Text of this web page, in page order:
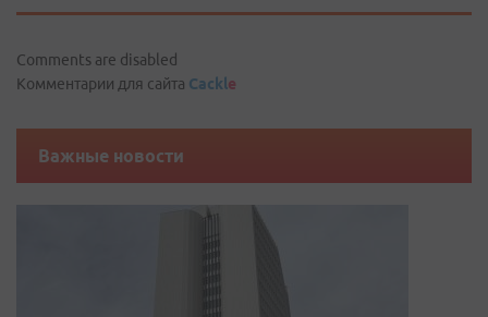
Comments are disabled
Комментарии для сайта Cackle
Важные новости